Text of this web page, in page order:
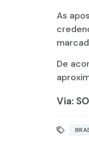
As
De
Via: